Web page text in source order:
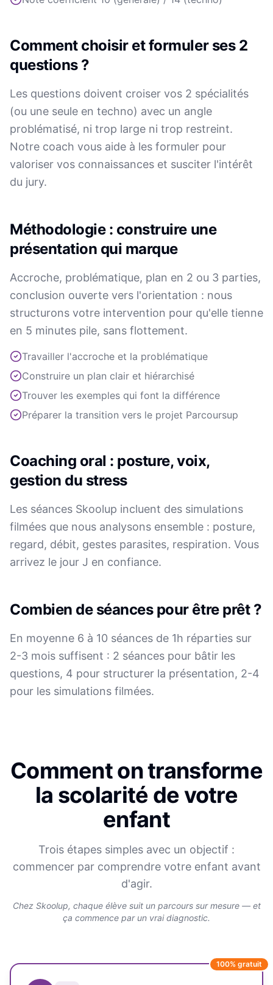
Comment choisir et formuler ses 2
questions ?
Les questions doivent croiser vos 2 spécialités
(ou une seule en techno) avec un angle
problématisé, ni trop large ni trop restreint.
Notre coach vous aide à les formuler pour
valoriser vos connaissances et susciter l'intérêt
du jury.
Méthodologie : construire une
présentation qui marque
Accroche, problématique, plan en 2 ou 3 parties,
conclusion ouverte vers l'orientation : nous
structurons votre intervention pour qu'elle tienne
en 5 minutes pile, sans flottement.
Travailler l'accroche et la problématique
Construire un plan clair et hiérarchisé
Trouver les exemples qui font la différence
Préparer la transition vers le projet Parcoursup
Coaching oral : posture, voix,
gestion du stress
Les séances Skoolup incluent des simulations
filmées que nous analysons ensemble : posture,
regard, débit, gestes parasites, respiration. Vous
arrivez le jour J en confiance.
Combien de séances pour être prêt ?
En moyenne 6 à 10 séances de 1h réparties sur
2-3 mois suffisent : 2 séances pour bâtir les
questions, 4 pour structurer la présentation, 2-4
pour les simulations filmées.
Comment on transforme
la scolarité de votre
enfant
Trois étapes simples avec un objectif :
commencer par comprendre votre enfant avant
d'agir.
Chez Skoolup, chaque élève suit un parcours sur mesure — et
ça commence par un vrai diagnostic.
100% gratuit